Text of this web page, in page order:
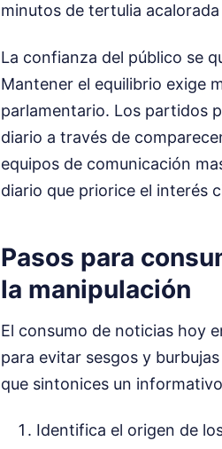
minutos de tertulia
La confianza del público se
Mantener el equilibrio exige
parlamentario. Los partidos
diario a través de
equipos de comunicación
diario que priorice el interés
Pasos para
la manipulación
El consumo de noticias hoy
para evitar sesgos y
que sintonices un
Identifica el origen de